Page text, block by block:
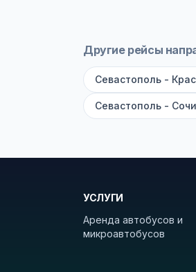
рейсов вы
Удачных
Другие рейсы
Севастополь -
Севастополь - Сочи
УСЛУГИ
Аренда автобусов и
микроавтобусов